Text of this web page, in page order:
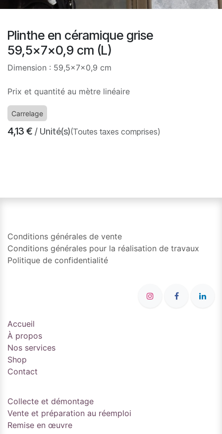
Plinthe en céramique grise
59,5x7x0,9 cm (L)
Dimension : 59,5x7x0,9 cm
Prix et quantité au mètre linéaire
Carrelage
4,13 € / Unité(s)(Toutes taxes comprises)
Conditions générales de vente
Conditions générales pour la réalisation de travaux
Politique de confidentialité
Accueil
À propos
Nos services
Shop
Contact
Collecte et démontage
Vente et préparation au réemploi
Remise en œuvre